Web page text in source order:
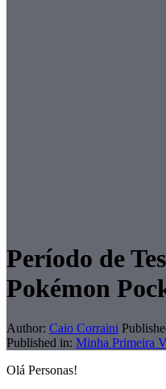
Período de
Pokémon
Author: Caio Corraini
Published in: Minha Primeira
Olá Personas!